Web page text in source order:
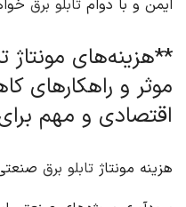
ایمن و با دوام تابلو برق
**هزینه‌های مونتاژ
موثر و
اقتصادی و مهم
هزینه مونتاژ تابلو برق